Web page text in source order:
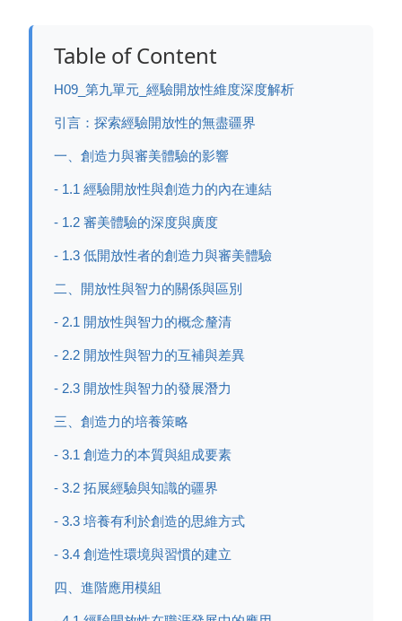
Table of Content
H09_第九單元_經驗開放性維度深度解析
引言：探索經驗開放性的無盡疆界
一、創造力與審美體驗的影響
- 1.1 經驗開放性與創造力的內在連結
- 1.2 審美體驗的深度與廣度
- 1.3 低開放性者的創造力與審美體驗
二、開放性與智力的關係與區別
- 2.1 開放性與智力的概念釐清
- 2.2 開放性與智力的互補與差異
- 2.3 開放性與智力的發展潛力
三、創造力的培養策略
- 3.1 創造力的本質與組成要素
- 3.2 拓展經驗與知識的疆界
- 3.3 培養有利於創造的思維方式
- 3.4 創造性環境與習慣的建立
四、進階應用模組